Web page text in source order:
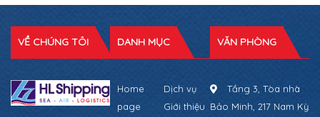
VỀ CHÚNG TÔI DANH MỤC
Home
page
Dịch vụ
Giới thiệu
VĂN PHÒNG
Tầng 3, Tòa nhà
Bảo Minh, 217 Nam Kỳ